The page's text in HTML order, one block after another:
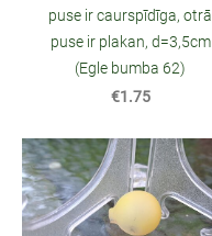
puse ir caurspīdīga, otrā
puse ir plakan, d=3,5cm
(Egle bumba 62)
€1.75